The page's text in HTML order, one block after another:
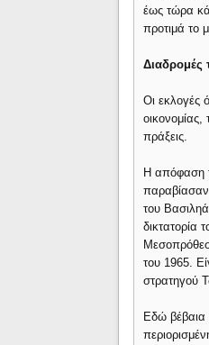
έως τώρα
προτιμά το
Διαδρομές
Οι εκλογές
πράξεις.
Η απόφαση
παραβίασαν
του
δικτατορία
του 1965.
στρατηγού
Εδώ βέβαια